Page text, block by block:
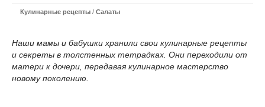
Кулинарные рецепты / Салаты
Наши мамы и бабушки хранили свои кулинарные рецепты
и секреты в толстенных тетрадках. Они переходили от
матери к дочери, передавая кулинарное мастерство
новому поколению.